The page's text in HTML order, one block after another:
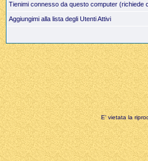
Tienimi connesso da questo computer (richiede
Aggiungimi alla lista degli Utenti Attivi
E' vietata la